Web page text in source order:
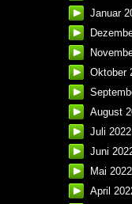
Januar
Oktober
August
Juli 2022
Juni
Mai 2022
April